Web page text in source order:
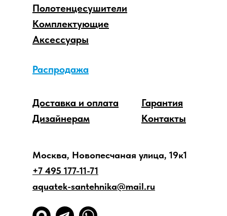
Аксессуары
Распродажа
Комплектующие
Дизайнерам
Доставка и оплата
Гарантия
Контакты
Полотенцесушители
Москва, Новопесчаная улица, 19к1
+7 495 177-11-71
aquatek-santehnika@mail.ru